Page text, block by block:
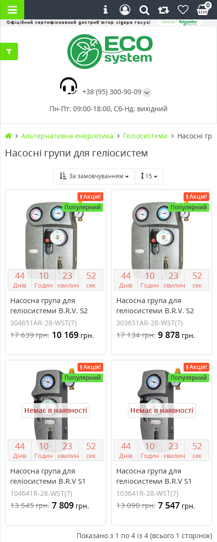
+38 (95) 300-90-09
Пн-Пт: 09:00-18:00, Сб-Нд: вихідний
0
Альтернативна енергетика Геліосистеми Насосні
Насосні групи для геліосистем
За замовчуванням 15
Акція!
Популярний
44
Днів
10
Годин
23
хвилин
51
сек
Насосна група для
геліосистеми B.R.V. S2
Solar 3 1` Н (насос Wilo
Star ST 25/7)
304651AR-28-WST(7)
17 639грн. 10 169 грн.
Акція!
Популярний
44
Днів
10
Годин
23
хвилин
51
сек
Насосна група для
геліосистеми B.R.V. S2
Solar 3 3/4` Н (насос Wilo
Star ST 25/7)
303651AR-28-WST(7)
17 134грн. 9 878 грн.
Акція!
Популярний
Немає в наявності
44
Днів
10
Годин
23
хвилин
51
сек
Насосна група для
геліосистеми B.R.V S1
Solar 1 1` Н (насос Wilo
Star ST 25/7)
104641R-28-WST(7)
13 545грн. 7 809 грн.
Акція!
Популярний
Немає в наявності
44
Днів
10
Годин
23
хвилин
51
сек
Насосна група для
геліосистеми B.R.V S1
Solar 1 3/4` Н (насос Wilo
Star ST 25/7)
103641R-28-WST(7)
13 090грн. 7 547 грн.
Показано з 1 по 4 із 4 (всього 1 сторінок)